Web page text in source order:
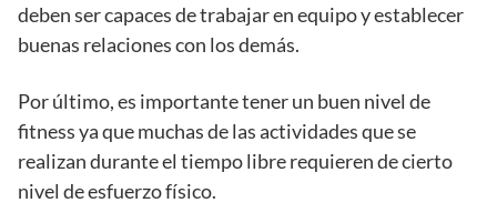
deben ser capaces de trabajar en equipo y establecer
buenas relaciones con los demás.
Por último, es importante tener un buen nivel de
fitness ya que muchas de las actividades que se
realizan durante el tiempo libre requieren de cierto
nivel de esfuerzo físico.